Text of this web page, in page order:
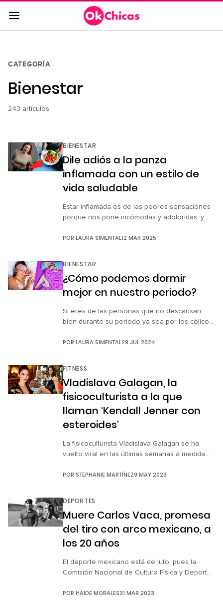
Saltar
al
contenido
Saltar
la
principal
CATEGORÍA
Bienestar
243 artículos
BIENESTAR
Dile adiós a la panza
inflamada con un estilo de
vida saludable
Estar inflamada es de las peores sensaciones
porque nos pone incómodas y adoloridas, y
¿Pero sabes qué es peor? ¡Que lo tenemos tan
aire acumulado, la […]
POR LAURA SIMENTAL12 MAR 2025
BIENESTAR
¿Cómo podemos dormir
mejor en nuestro periodo?
Si eres de las personas que no descansan
bien durante su periodo ya sea por los cólicos
¡no estás sola!, de hecho a un 47% de mujeres
POR LAURA SIMENTAL29 JUL 2024
FITNESS
Vladislava Galagan, la
fisicoculturista a la que
llaman ‘Kendall Jenner con
esteroides’
La fisicoculturista Vladislava Galagan se ha
vuelto viral en las últimas semanas a medida
aumentan y la apodan “Kendall Jenner con
muchos incluso dudaran de que […]
POR STEPHANIE MARTÍNEZ9 MAY 2023
DEPORTES
Muere Carlos Vaca, promesa
del tiro con arco mexicano, a
los 20 años
El deporte mexicano está de luto, pues la
Comisión Nacional de Cultura Física y Deporte
Daniel Vaca Cordero, joven de 20 años
POR HAIDE MORALES31 MAR 2023